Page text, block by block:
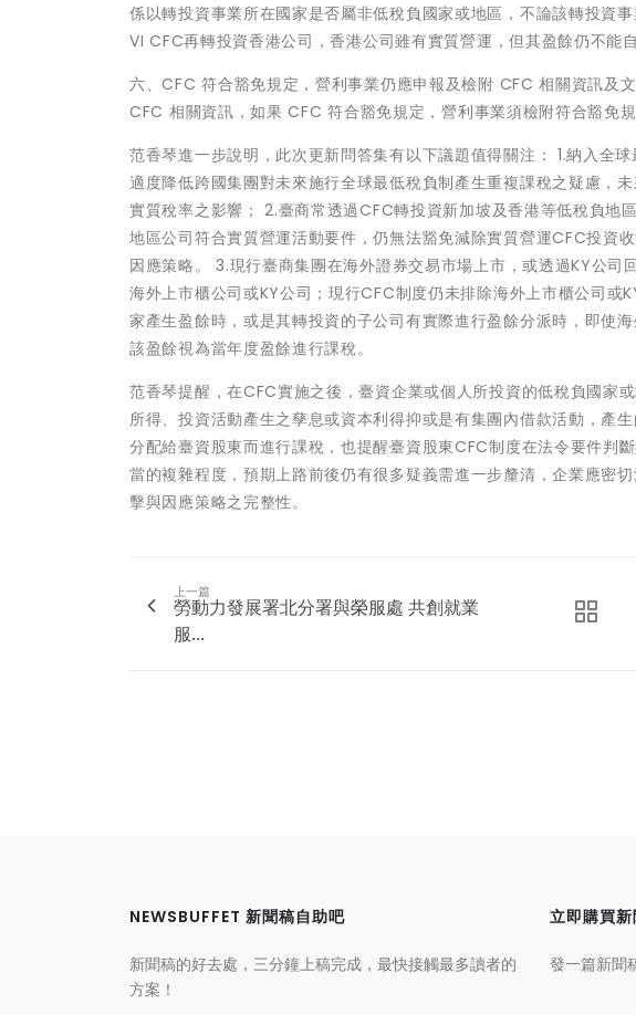
係以轉投資事業所在國家是否屬非低稅負國家或地區，不論該轉投資
VI CFC再轉投資香港公司，香港公司雖有實質營運，但其盈餘仍不能
六、CFC 符合豁免規定，營利事業仍應申報及檢附 CFC 相關資訊及
CFC 相關資訊，如果 CFC 符合豁免規定，營利事業須檢附符合豁免規
范香琴進一步說明，此次更新問答集有以下議題值得關注： 1.納入全
適度降低跨國集團對未來施行全球最低稅負制產生重複課稅之疑慮，
實質稅率之影響； 2.臺商常透過CFC轉投資新加坡及香港等低稅負地
地區公司符合實質營運活動要件，仍無法豁免減除實質營運CFC投資
因應策略。 3.現行臺商集團在海外證券交易市場上市，或透過KY公
海外上市櫃公司或KY公司；現行CFC制度仍未排除海外上市櫃公司或
家產生盈餘時，或是其轉投資的子公司有實際進行盈餘分派時，即使
該盈餘視為當年度盈餘進行課稅。
范香琴提醒，在CFC實施之後，臺資企業或個人所投資的低稅負國家
所得、投資活動產生之孳息或資本利得抑或是有集團內借款活動，產
分配給臺資股東而進行課稅，也提醒臺資股東CFC制度在法令要件判
當的複雜程度，預期上路前後仍有很多疑義需進一步釐清，企業應密
擊與因應策略之完整性。
上一篇
勞動力發展署北分署與榮服處 共創就業
服...
NEWSBUFFET 新聞稿自助吧
新聞稿的好去處，三分鐘上稿完成，最快接觸最多讀者的
方案！
立即購買
發一篇新聞